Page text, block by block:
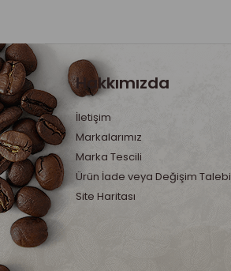
Hakkımızda
İletişim
Markalarımız
Marka Tescili
Ürün İade veya Değişim Talebi
Site Haritası